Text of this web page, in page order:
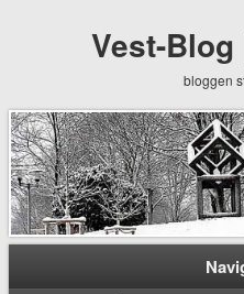
Vest-
bloggen